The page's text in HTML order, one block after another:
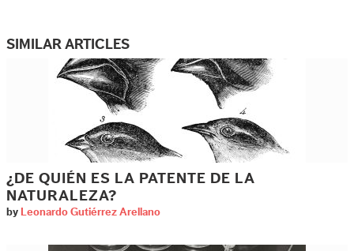
SIMILAR ARTICLES
¿DE QUIÉN ES LA PATENTE DE LA
NATURALEZA?
by Leonardo Gutiérrez Arellano